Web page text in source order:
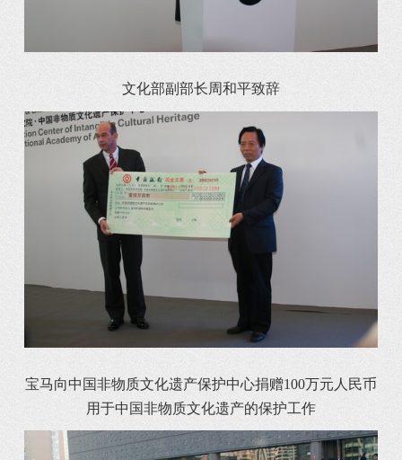
文化部副部长周和平致辞
宝马向中国非物质文化遗产保护中心捐赠100万元人民币
用于中国非物质文化遗产的保护工作